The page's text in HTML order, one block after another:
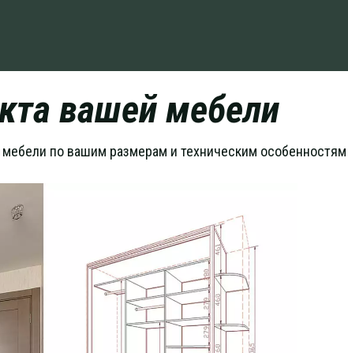
вашей мебели
мебели по вашим размерам и техническим особенностям